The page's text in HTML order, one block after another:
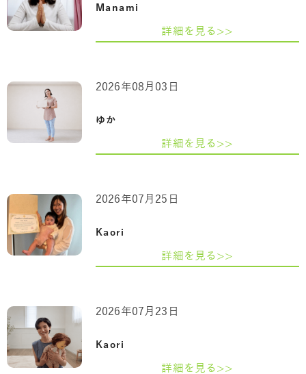
Manami
詳細を見る>>
ゆか
2026年08月03日
詳細を見る>>
Kaori
2026年07月25日
詳細を見る>>
Kaori
2026年07月23日
詳細を見る>>